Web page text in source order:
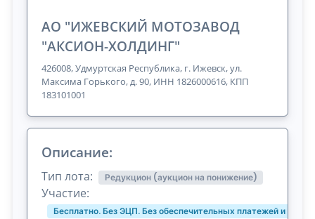
АО "ИЖЕВСКИЙ МОТОЗАВОД
"АКСИОН-ХОЛДИНГ"
426008, Удмуртская Республика, г. Ижевск, ул.
Максима Горького, д. 90, ИНН 1826000616, КПП
183101001
Описание:
Тип лота: Редукцион (аукцион на понижение)
Участие:
Бесплатно. Без ЭЦП. Без обеспечительных платежей и